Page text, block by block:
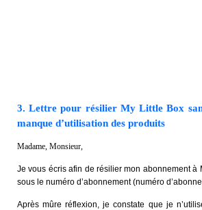
3. Lettre pour résilier My Little Box
manque d’utilisation des produits
Madame, Monsieur,
Je vous écris afin de résilier mon abonnement à
sous le numéro d’abonnement (numéro
Après mûre réflexion, je constate que je